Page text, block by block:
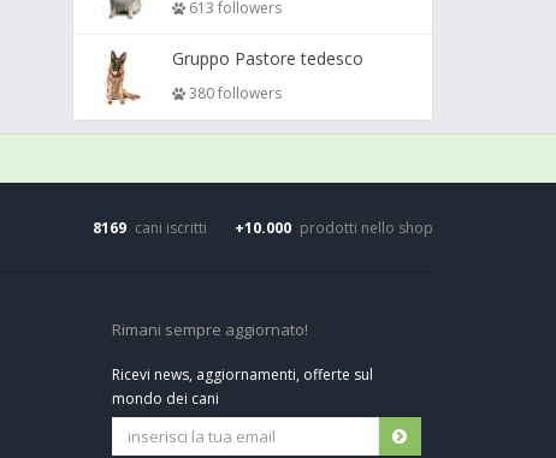
613 followers
Gruppo Pastore tedesco
380 followers
8169 cani iscritti +10.000 prodotti nello shop
Rimani sempre aggiornato!
Ricevi news, aggiornamenti, offerte sul
mondo dei cani